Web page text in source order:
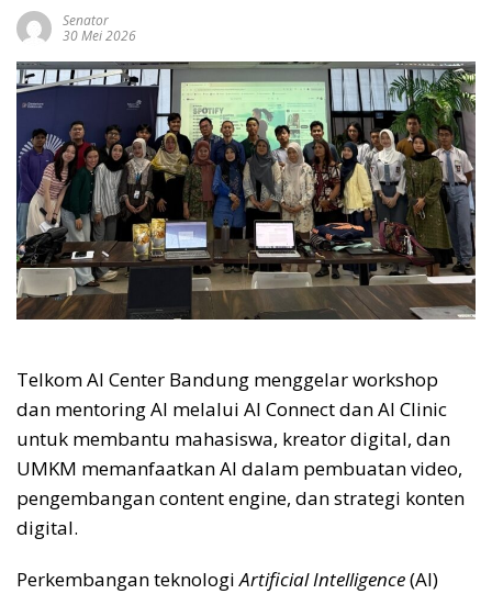
Senator
30 Mei 2026
Telkom AI Center Bandung menggelar workshop
dan mentoring AI melalui AI Connect dan AI Clinic
untuk membantu mahasiswa, kreator digital, dan
UMKM memanfaatkan AI dalam pembuatan video,
pengembangan content engine, dan strategi konten
digital.
Perkembangan teknologiArtificial Intelligence(AI)